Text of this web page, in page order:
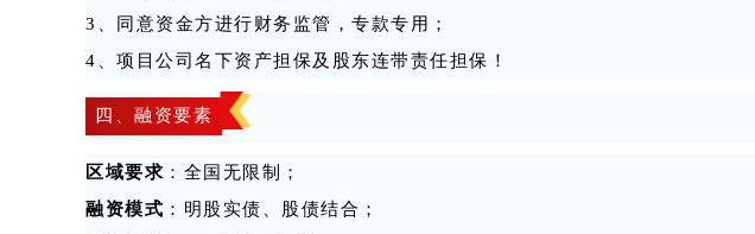
3、同意资金方进行财务监管，专款专用；
4、项目公司名下资产担保及股东连带责任担保！
四、融资要素
区域要求 ：全国无限制；
融资模式 ：明股实债、股债结合；